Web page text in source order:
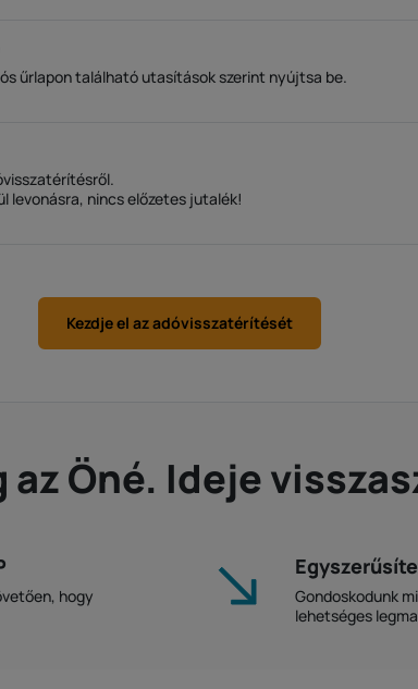
űrlapon található utasítások szerint nyújtsa be.
levonásra, nincs előzetes jutalék!
Kezdje el az adóvisszatérítését
az Öné. Ideje
hogy
Gondoskodunk
lehetséges